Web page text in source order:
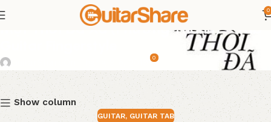
0
GUITAR
Một Thời Đã Xa (Phương Thanh) – Tab
0
Show column
GUITAR, GUITAR TAB